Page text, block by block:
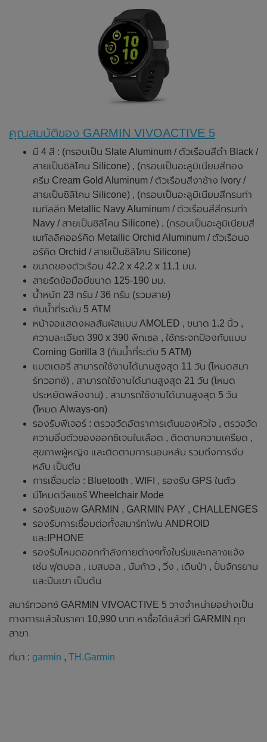
คุณสมบัติของ GARMIN VIVOACTIVE 5
มี 4 สี : (กรอบเป็น Slate Aluminum / ตัวเรือนสีดำ Black /
สายเป็นซิลิโคน Silicone) , (กรอบเป็นอะลูมิเนียมสีทอง
ครีม Cream Gold Aluminum / ตัวเรือนสีงาช้าง Ivory /
สายเป็นซิลิโคน Silicone) , (กรอบเป็นอะลูมิเนียมสีกรมท่า
เมทัลลิก Metallic Navy Aluminum / ตัวเรือนสีสีกรมท่า
Navy / สายเป็นซิลิโคน Silicone) , (กรอบเป็นอะลูมิเนียมสี
เมทัลลิคออร์คิด Metallic Orchid Aluminum / ตัวเรือนอ
อร์คิด Orchid / สายเป็นซิลิโคน Silicone)
ขนาดของตัวเรือน 42.2 x 42.2 x 11.1 มม.
สายรัดข้อมือมีขนาด 125-190 มม.
น้ำหนัก 23 กรัม / 36 กรัม (รวมสาย)
กันน้ำที่ระดับ 5 ATM
หน้าจอแสดงผลสัมผัสแบบ AMOLED , ขนาด 1.2 นิ้ว ,
ความละเอียด 390 x 390 พิกเซล , ใช้กระจกป้องกันแบบ
Corning Gorilla 3 (กันน้ำที่ระดับ 5 ATM)
แบตเตอรี่ สามารถใช้งานได้นานสูงสุด 11 วัน (โหมดสมา
ร์ทวอทช์) , สามารถใช้งานได้นานสูงสุด 21 วัน (โหมด
ประหยัดพลังงาน) , สามารถใช้งานได้นานสูงสุด 5 วัน
(โหมด Always-on)
รองรับฟีเจอร์ : ตรวจวัดอัตราการเต้นของหัวใจ , ตรวจวัด
ความอิ่มตัวของออกซิเจนในเลือด , ติดตามความเครียด ,
สุขภาพผู้หญิง และติดตามการนอนหลับ รวมถึงการงีบ
หลับ เป็นต้น
การเชื่อมต่อ : Bluetooth , WIFI , รองรับ GPS ในตัว
มีโหมดวีลแชร์ Wheelchair Mode
รองรับแอพ GARMIN , GARMIN PAY , CHALLENGES
รองรับการเชื่อมต่อทั้งสมาร์ทโฟน ANDROID
และIPHONE
รองรับโหมดออกกำลังกายต่างๆทั้งในร่มและกลางแจ้ง
เช่น ฟุตบอล , เบสบอล , นับก้าว , วิ่ง , เดินป่า , ปั่นจักรยาน
และปีนเขา เป็นต้น
สมาร์ทวอทช์ GARMIN VIVOACTIVE 5 วางจำหน่ายอย่างเป็น
ทางการแล้วในราคา 10,990 บาท หาซื้อได้แล้วที่ GARMIN ทุก
สาขา
ที่มา : garmin , TH.Garmin